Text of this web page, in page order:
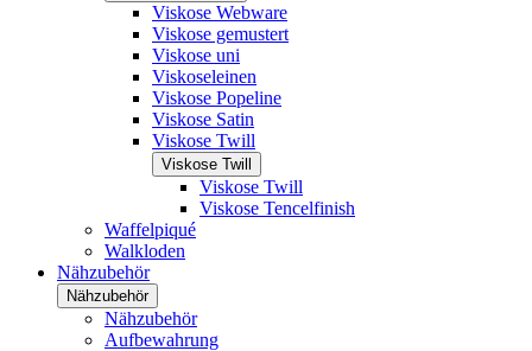
Viskose Webware
Viskose gemustert
Viskose uni
Viskoseleinen
Viskose Popeline
Viskose Satin
Viskose Twill
Viskose Twill
Viskose Twill
Viskose Tencelfinish
Waffelpiqué
Walkloden
Nähzubehör
Nähzubehör
Nähzubehör
Aufbewahrung